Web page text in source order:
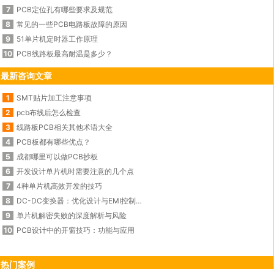
7
PCB定位孔有哪些要求及规范
8
常见的一些PCB电路板故障的原因
9
51单片机定时器工作原理
10 PCB线路板最高耐温是多少？
最新咨询文章
1
SMT贴片加工注意事项
2
pcb布线后怎么检查
3
线路板PCB相关其他术语大全
4
PCB板都有哪些优点？
5
成都哪里可以做PCB抄板
6
开发设计单片机时需要注意的几个点
7
4种单片机高效开发的技巧
8
DC-DC变换器：优化设计与EMI控制的秘诀
9
单片机解密失败的深度解析与风险
10 PCB设计中的开窗技巧：功能与应用
热门案例